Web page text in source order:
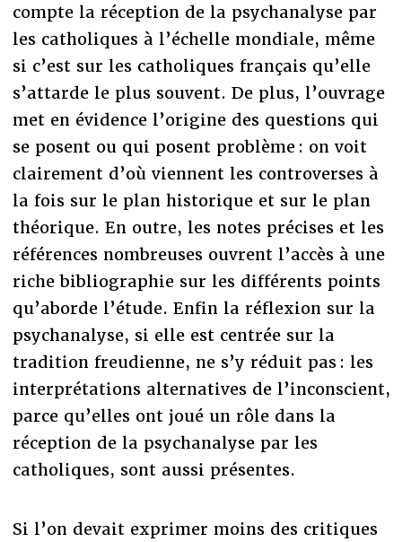
compte la réception de la psychanalyse par
les catholiques à l’échelle mondiale, même
si c’est sur les catholiques français qu’elle
s’attarde le plus souvent. De plus, l’ouvrage
met en évidence l’origine des questions qui
se posent ou qui posent problème : on voit
clairement d’où viennent les controverses à
la fois sur le plan historique et sur le plan
théorique. En outre, les notes précises et les
références nombreuses ouvrent l’accès à une
riche bibliographie sur les différents points
qu’aborde l’étude. Enfin la réflexion sur la
psychanalyse, si elle est centrée sur la
tradition freudienne, ne s’y réduit pas : les
interprétations alternatives de l’inconscient,
parce qu’elles ont joué un rôle dans la
réception de la psychanalyse par les
catholiques, sont aussi présentes.
Si l’on devait exprimer moins des critiques